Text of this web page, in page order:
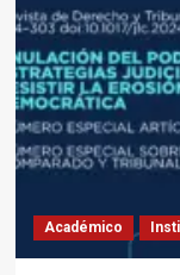
Académico